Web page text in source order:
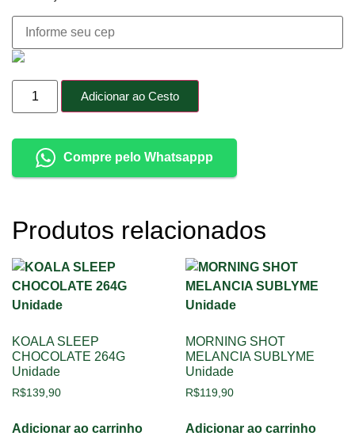
Adicionar ao Cesto
Compre pelo Whatsappp
Produtos relacionados
KOALA SLEEP
CHOCOLATE 264G
Unidade
R$139,90
Adicionar ao carrinho
MORNING SHOT
MELANCIA SUBLYME
Unidade
R$119,90
Adicionar ao carrinho